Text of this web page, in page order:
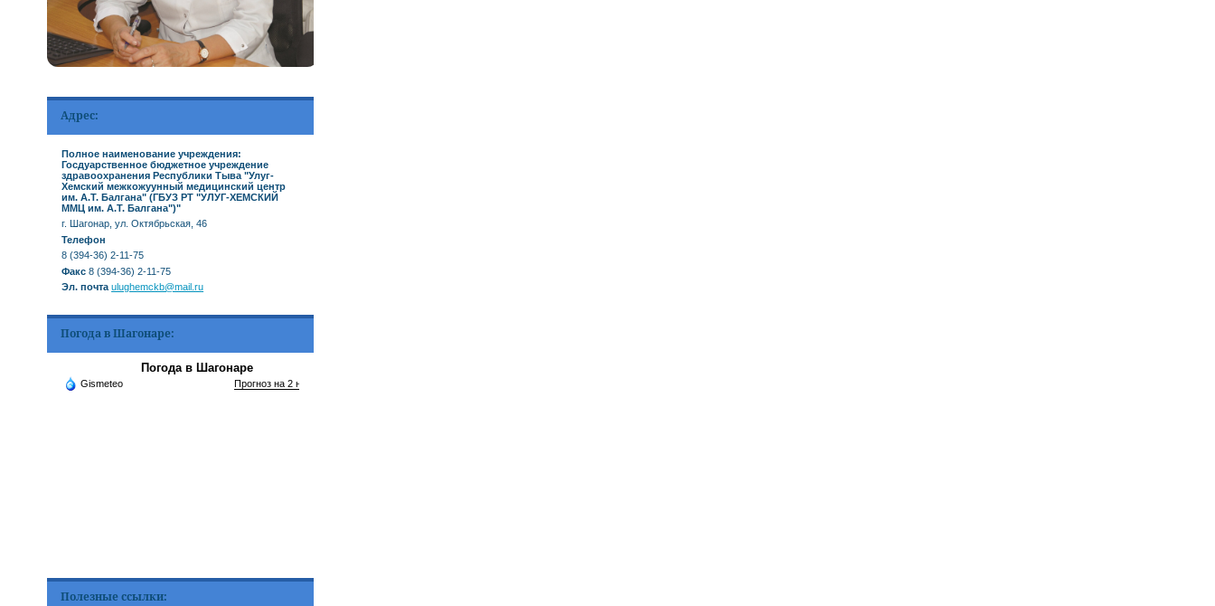
Адрес:
Полное наименование учреждения:
Госдуарственное бюджетное учреждение
здравоохранения Республики Тыва "Улуг-
Хемский межкожуунный медицинский центр
им. А.Т. Балгана" (ГБУЗ РТ "УЛУГ-ХЕМСКИЙ
ММЦ им. А.Т. Балгана")"
г. Шагонар, ул. Октябрьская, 46
Телефон
8 (394-36) 2-11-75
Факс 8 (394-36) 2-11-75
Эл. почта ulughemckb@mail.ru
Погода в Шагонаре:
Погода в Шагонаре
Gismeteo Прогноз на 2 недели
Полезные ссылки: